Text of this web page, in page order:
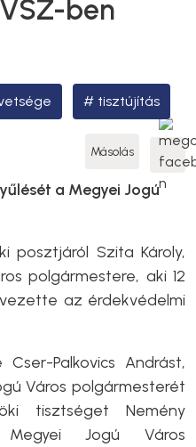
ben
tisztújítás
Másolás
a Megyei Jogú
posztjáról Szita Károly,
polgármestere, aki 12
az érdekvédelmi
Palkovics Andrást,
Város polgármesterét
tisztséget Nemény
Megyei Jogú Város